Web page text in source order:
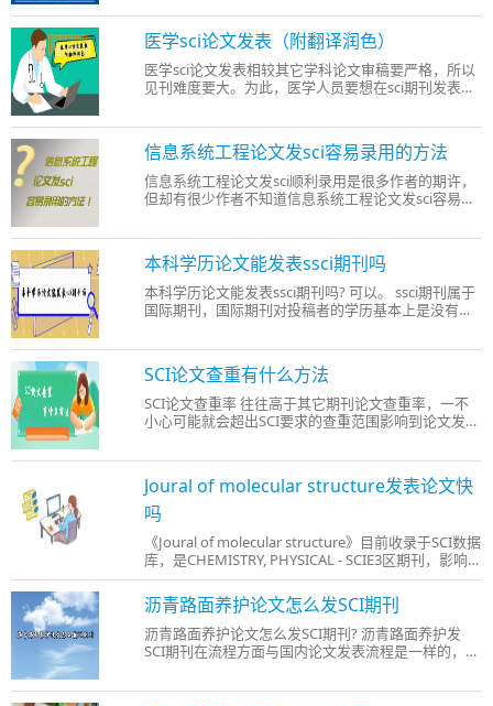
刊名：《WATER RESEARCH》 期刊名缩写：WATER
RES 期刊ISSN：0043-1354 E-ISSN：1879-2448 2022
年影响因子/JCR分区：
医学sci论文发表（附翻译润色）
医学sci论文发表相较其它学科论文审稿要严格，所以
见刊难度要大。为此，医学人员要想在sci期刊发表论
见刊。那医学sci论文发表需要做哪些准备呢?我们一
起来了解了解。 准备1：找专家进行学术评审 专业学
术评审可以让作
信息系统工程论文发sci容易录用的方法
信息系统工程论文发sci顺利录用是很多作者的期许，
但却有很少作者不知道信息系统工程论文发sci容易录
给大家总结了一些可以让sci论文更容易录用的一些技
巧和方法，通过本文分享给大家： 1、减少小修频次
小修虽不会直接
本科学历论文能发表ssci期刊吗
本科学历论文能发表ssci期刊吗? 可以。 ssci期刊属于
国际期刊，国际期刊对投稿者的学历基本上是没有门
及创新性，只要论文满足这些要求，且经杂志社审核
通过就可以在ssci期刊上见刊。所以，不管是什么学
历只要论文水平达
SCI论文查重有什么方法
SCI论文查重率 往往高于其它期刊论文查重率，一不
小心可能就会超出SCI要求的查重范围影响到论文发
率进行检索，确保论文查重率符合SCI论文发表要求后
再投稿。那SCI论文查重有什么方法吗?本文给大家总
结了两种查重方法。
Joural of molecular structure发表论文快
吗
《Joural of molecular structure》目前收录于SCI数据
库，是CHEMISTRY, PHYSICAL - SCIE3区期刊，影响
因子：3.841。3区期刊相对1、2区期刊来说更容易发
表。那Joural of molecular structure发表论文快吗?
就学术顾问所知：没有什么特殊情况大概6个月内就能
收到审稿结果
沥青路面养护论文怎么发SCI期刊
沥青路面养护论文怎么发SCI期刊? 沥青路面养护发
SCI期刊在流程方面与国内论文发表流程是一样的，均
考核基本上都要提供检索证明)。 三审是沥青路面养护